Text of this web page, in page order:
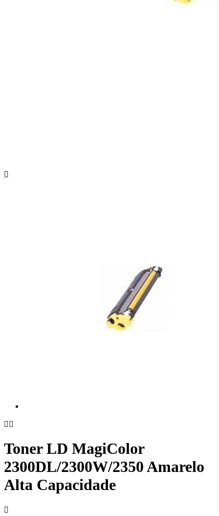

 
Toner LD MagiColor
2300DL/2300W/2350 Amarelo
Alta Capacidade
